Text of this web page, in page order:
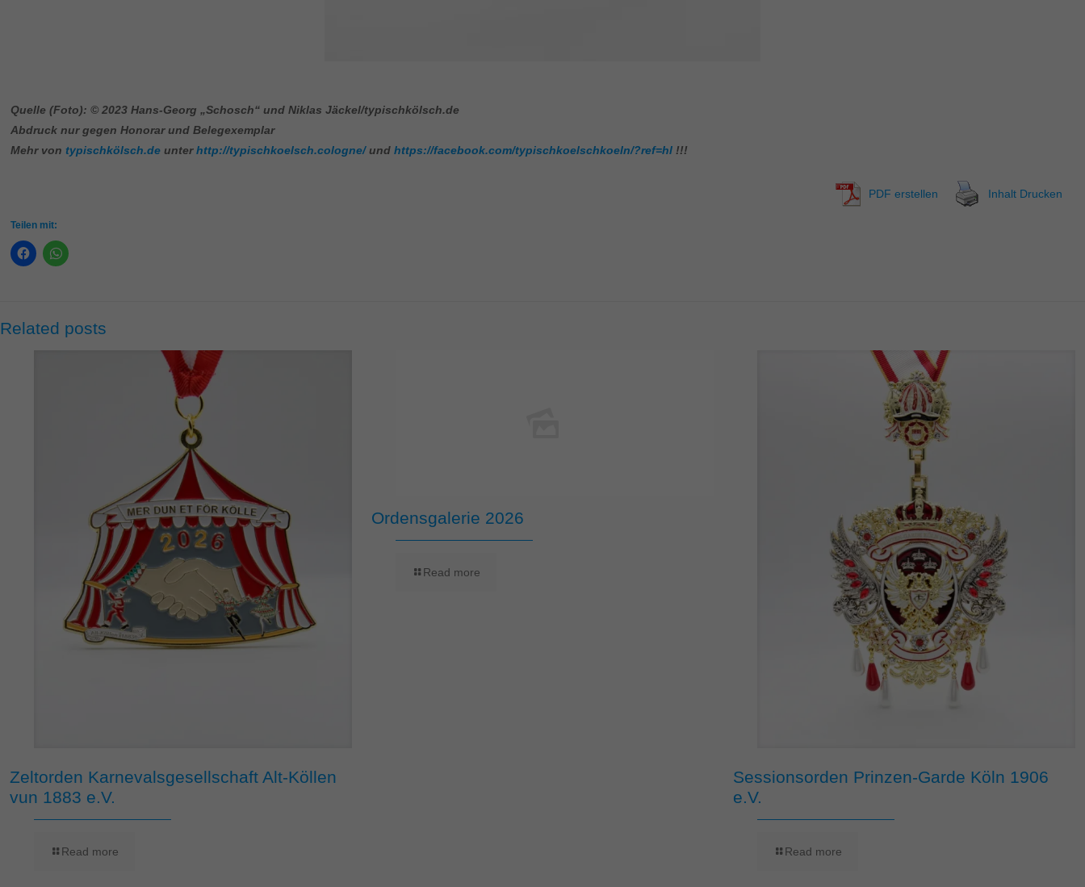
Quelle (Foto): © 2023 Hans-Georg „Schosch“ und Niklas Jäckel/typischkölsch.de
Abdruck nur gegen Honorar und Belegexemplar
Mehr vontypischkölsch.de unterhttp://typischkoelsch.cologne/undhttps://facebook.com/typischkoelschkoeln/?ref=hl !!!
PDF erstellen Inhalt Drucken
Teilen mit:
Related posts
Zeltorden Karnevalsgesellschaft Alt-Köllen
vun 1883 e.V.
Read more
Ordensgalerie 2026
Read more
Sessionsorden Prinzen-Garde Köln 1906
e.V.
Read more